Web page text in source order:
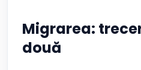
Migrarea:
două